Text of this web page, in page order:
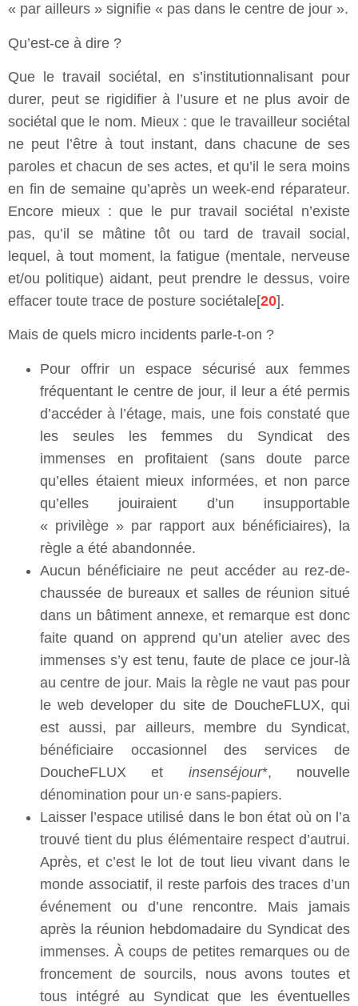
« par ailleurs » signifie « pas dans le centre de jour ».
Qu’est-ce à dire ?
Que le travail sociétal, en s’institutionnalisant pour
durer, peut se rigidifier à l’usure et ne plus avoir de
sociétal que le nom. Mieux : que le travailleur sociétal
ne peut l’être à tout instant, dans chacune de ses
paroles et chacun de ses actes, et qu’il le sera moins
en fin de semaine qu’après un week-end réparateur.
Encore mieux : que le pur travail sociétal n’existe
pas, qu’il se mâtine tôt ou tard de travail social,
lequel, à tout moment, la fatigue (mentale, nerveuse
et/ou politique) aidant, peut prendre le dessus, voire
effacer toute trace de posture sociétale[20].
Mais de quels micro incidents parle-t-on ?
Pour offrir un espace sécurisé aux femmes
fréquentant le centre de jour, il leur a été permis
d’accéder à l’étage, mais, une fois constaté que
les seules les femmes du Syndicat des
immenses en profitaient (sans doute parce
qu’elles étaient mieux informées, et non parce
qu’elles jouiraient d’un insupportable
« privilège » par rapport aux bénéficiaires), la
règle a été abandonnée.
Aucun bénéficiaire ne peut accéder au rez-de-
chaussée de bureaux et salles de réunion situé
dans un bâtiment annexe, et remarque est donc
faite quand on apprend qu’un atelier avec des
immenses s’y est tenu, faute de place ce jour-là
au centre de jour. Mais la règle ne vaut pas pour
le web developer du site de DoucheFLUX, qui
est aussi, par ailleurs, membre du Syndicat,
bénéficiaire occasionnel des services de
DoucheFLUX et insenséjour*, nouvelle
dénomination pour un·e sans-papiers.
Laisser l’espace utilisé dans le bon état où on l’a
trouvé tient du plus élémentaire respect d’autrui.
Après, et c’est le lot de tout lieu vivant dans le
monde associatif, il reste parfois des traces d’un
événement ou d’une rencontre. Mais jamais
après la réunion hebdomadaire du Syndicat des
immenses. À coups de petites remarques ou de
froncement de sourcils, nous avons toutes et
tous intégré au Syndicat que les éventuelles